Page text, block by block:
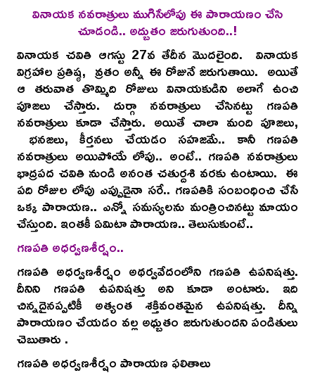
వినాయక నవరాత్రులు ముగిసేలోపు ఈ పారాయణం చేసి
చూడండి.. అద్బుతం జరుగుతుంది..!
వినాయక చవితి ఆగస్టు 27వ తేదీన మొదలైంది. వినాయక
విగ్రహాల ప్రతిష్ఠ, వ్రతం అన్నీ ఈ రోజునే జరుగుతాయి. అయితే
ఆ తరువాత తొమ్మిది రోజులు వినాయకుడిని అలాగే ఉంచి
పూజలు చేస్తారు. దుర్గా నవరాత్రులు చేసినట్టు గణపతి
నవరాత్రులు కూడా చేస్తారు. అయితే చాలా మంది పూజలు,
భనజలు, కీర్తనలు చేయడం సహజమే.. కానీ గణపతి
నవరాత్రులు అయిపోయే లోపు.. అంటే.. గణపతి నవరాత్రులు
భాద్రపద చవితి నుండి అనంత చతుర్దశి వరకు ఉంటాయి. ఈ
పది రోజుల లోపు ఎప్పుడైనా సరే.. గణపతికి సంబంధించి చేసే
ఒక్క పారాయణ.. ఎన్నో సమస్యలను మంత్రించినట్టు మాయం
చేస్తుంది. ఇంతకీ ఏమిటా పారాయణ.. తెలుసుకుంటే..
గణపతి అధర్వణశీర్షం..
గణపతి అధర్వణశీర్షం అథర్వవేదంలోని గణపతి ఉపనిషత్తు.
దీనిని గణపతి ఉపనిషత్తు అని కూడా అంటారు. ఇది
చిన్నదైనప్పటికీ అత్యంత శక్తివంతమైన ఉపనిషత్తు. దీన్ని
పారాయణం చేయడం వల్ల అధ్బుతం జరుగుతుందని పండితులు
చెబుతారు .
గణపతి అధర్వణశీర్షం పారాయణ ఫలితాలు